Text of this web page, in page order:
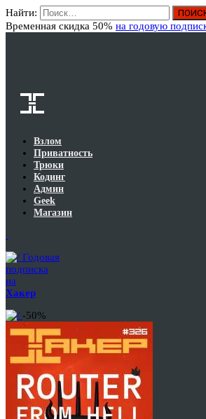
Найти:
Временная скидка 50% на годовую
Взлом
Приватность
Трюки
Кодинг
Админ
Geek
Магазин
Годовая
подписка
на
Хакер
-50%